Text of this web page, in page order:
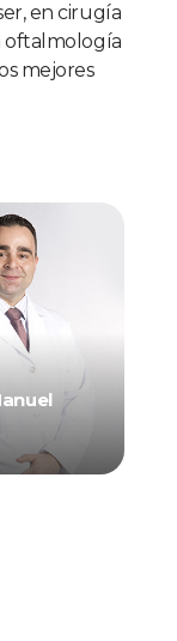
en cirugía
oftalmología
mejores